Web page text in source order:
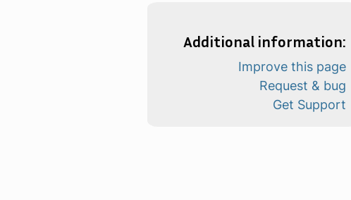
Additional information:
Improve this page
Request & bug
Get Support